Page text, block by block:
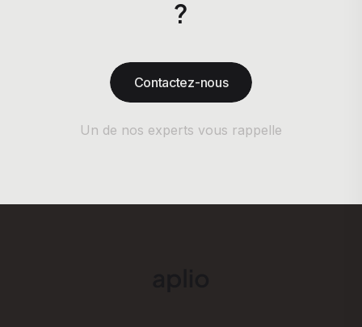
?
Contactez-nous
Un de nos experts vous rappelle